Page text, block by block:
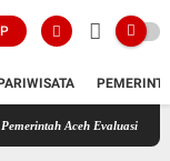
DPRK Desak Bupati